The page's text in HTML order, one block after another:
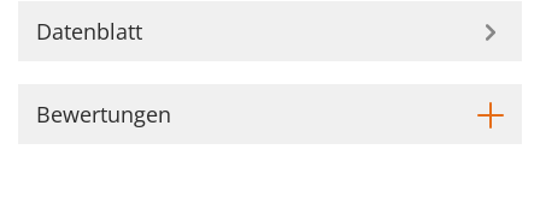
Datenblatt
Bewertungen